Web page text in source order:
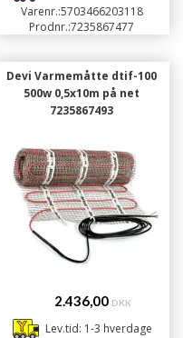
Varenr.:5703466203118
Prodnr.:7235867477
Devi Varmemåtte dtif-100
500w 0,5x10m på net
7235867493
2.436,00 DKK
Lev.tid: 1-3 hverdage